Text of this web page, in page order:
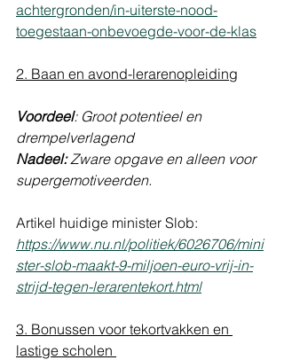
achtergronden/in-uiterste-nood-
toegestaan-onbevoegde-voor-de-klas
2. Baan en avond-lerarenopleiding
Voordeel: Groot potentieel en
drempelverlagend
Nadeel: Zware opgave en alleen voor
supergemotiveerden.
Artikel huidige minister Slob:
https://www.nu.nl/politiek/6026706/mini
ster-slob-maakt-9-miljoen-euro-vrij-in-
strijd-tegen-lerarentekort.html
3. Bonussen voor tekortvakken en
lastige scholen